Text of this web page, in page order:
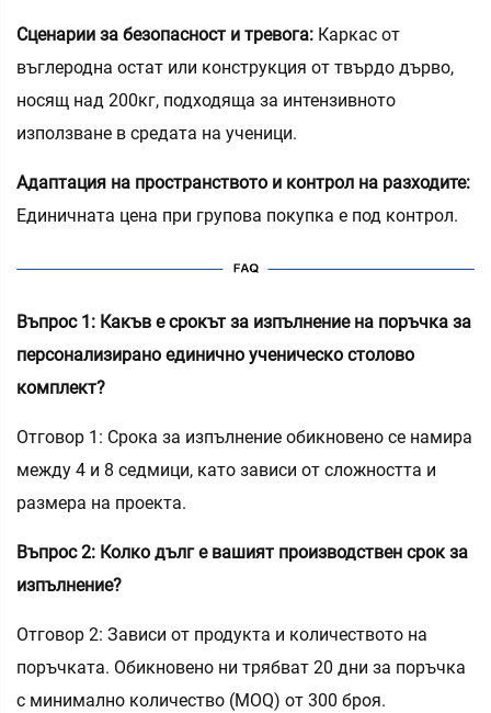
Сценарии за безопасност и тревога: Каркас от
въглеродна остат или конструкция от твърдо дърво,
носящ над 200кг, подходяща за интензивното
използване в средата на ученици.
Адаптация на пространството и контрол на разходите:
Единичната цена при групова покупка е под контрол.
Въпрос 1: Какъв е срокът за изпълнение на поръчка за
персонализирано единично ученическо столово
комплект?
Отговор 1: Срока за изпълнение обикновено се намира
между 4 и 8 седмици, като зависи от сложността и
размера на проекта.
Въпрос 2: Колко дълг е вашият производствен срок за
изпълнение?
Отговор 2: Зависи от продукта и количеството на
поръчката. Обикновено ни трябват 20 дни за поръчка
с минимално количество (MOQ) от 300 броя.